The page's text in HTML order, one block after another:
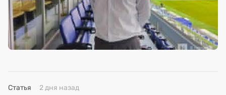
Статья 2 дня назад